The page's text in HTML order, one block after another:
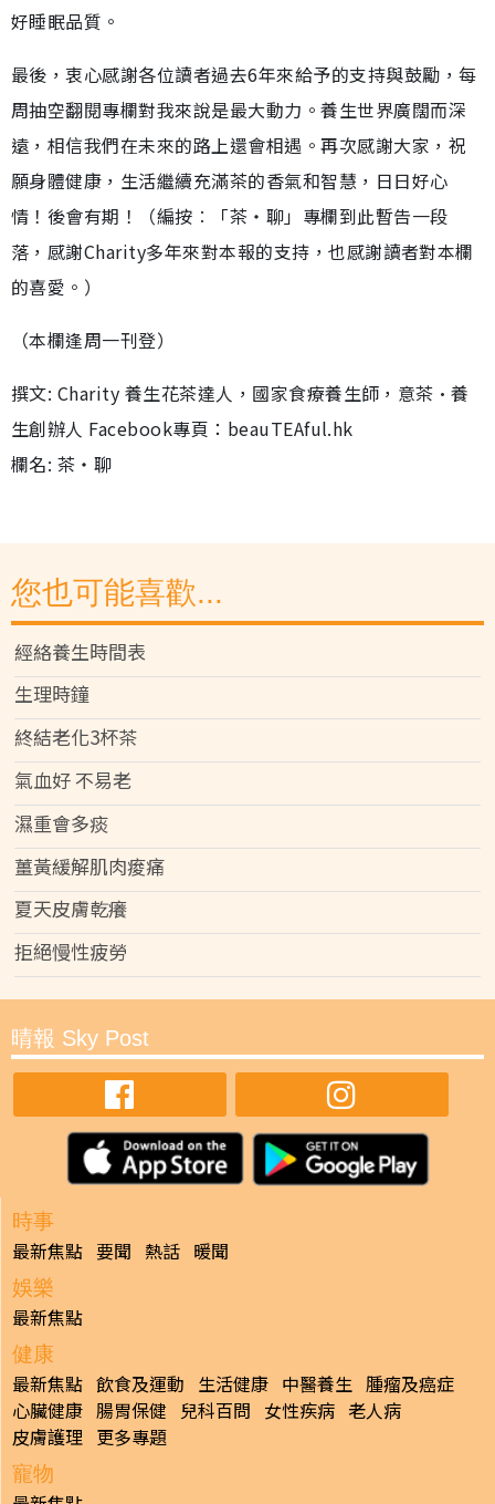
好睡眠品質。
最後，衷心感謝各位讀者過去6年來給予的支持與鼓勵，每
周抽空翻閱專欄對我來說是最大動力。養生世界廣闊而深
遠，相信我們在未來的路上還會相遇。再次感謝大家，祝
願身體健康，生活繼續充滿茶的香氣和智慧，日日好心
情！後會有期！（編按︰「茶‧聊」專欄到此暫告一段
落，感謝Charity多年來對本報的支持，也感謝讀者對本欄
的喜愛。）
（本欄逢周一刊登）
撰文: Charity 養生花茶達人，國家食療養生師，意茶•養
生創辦人 Facebook專頁：beauTEAful.hk
欄名: 茶‧聊
您也可能喜歡...
經絡養生時間表
生理時鐘
終結老化3杯茶
氣血好 不易老
濕重會多痰
薑黃緩解肌肉痠痛
夏天皮膚乾癢
拒絕慢性疲勞
晴報 Sky Post
時事
最新焦點 要聞 熱話 暖聞
娛樂
最新焦點
健康
最新焦點 飲食及運動 生活健康 中醫養生 腫瘤及癌症
心臟健康 腸胃保健 兒科百問 女性疾病 老人病
皮膚護理 更多專題
寵物